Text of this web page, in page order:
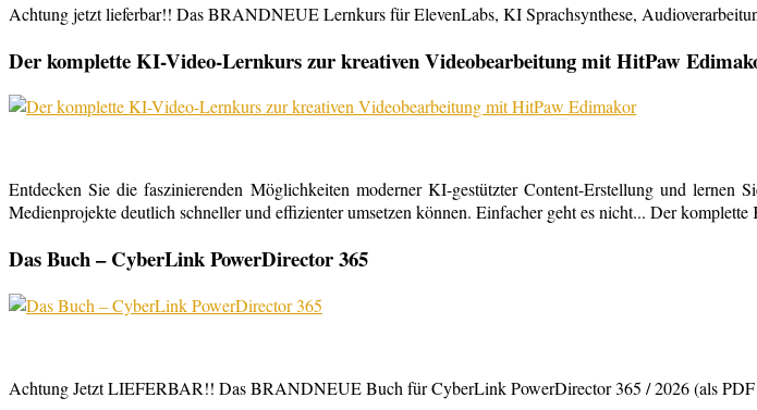
Achtung jetzt lieferbar!! Das BRANDNEUE Lernkurs für ElevenLabs, KI Sprachsynthese,
Der komplette KI-Video-Lernkurs zur kreativen Videobearbeitung mit HitPaw
Entdecken Sie die faszinierenden Möglichkeiten moderner KI-gestützter Content-Erstellung und
Medienprojekte deutlich schneller und effizienter umsetzen können. Einfacher geht es nicht... Der
Das Buch – CyberLink PowerDirector 365
Achtung Jetzt LIEFERBAR!! Das BRANDNEUE Buch für CyberLink PowerDirector 365 / 2026 (als